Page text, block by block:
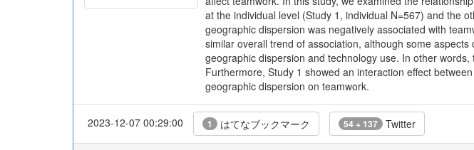
at the individual level (Study 1, individual N=567) and the
geographic dispersion was negatively associated with
similar overall trend of association, although some
geographic dispersion and technology use. In other
Furthermore, Study 1 showed an interaction effect
geographic dispersion on teamwork.
2023-12-07 00:29:00 1 はてなブックマーク 54 + 137 Twitter